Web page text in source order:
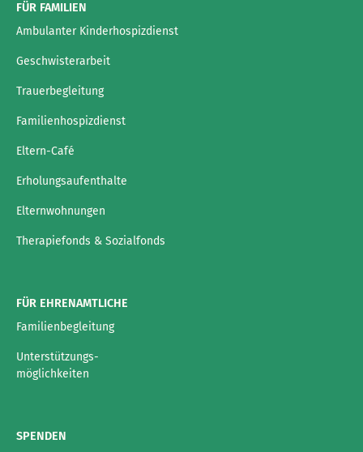
FÜR FAMILIEN
Ambulanter Kinderhospizdienst
Geschwisterarbeit
Trauerbegleitung
Familienhospizdienst
Eltern-Café
Erholungsaufenthalte
Elternwohnungen
Therapiefonds & Sozialfonds
FÜR EHRENAMTLICHE
Familienbegleitung
Unterstützungs-
möglichkeiten
SPENDEN